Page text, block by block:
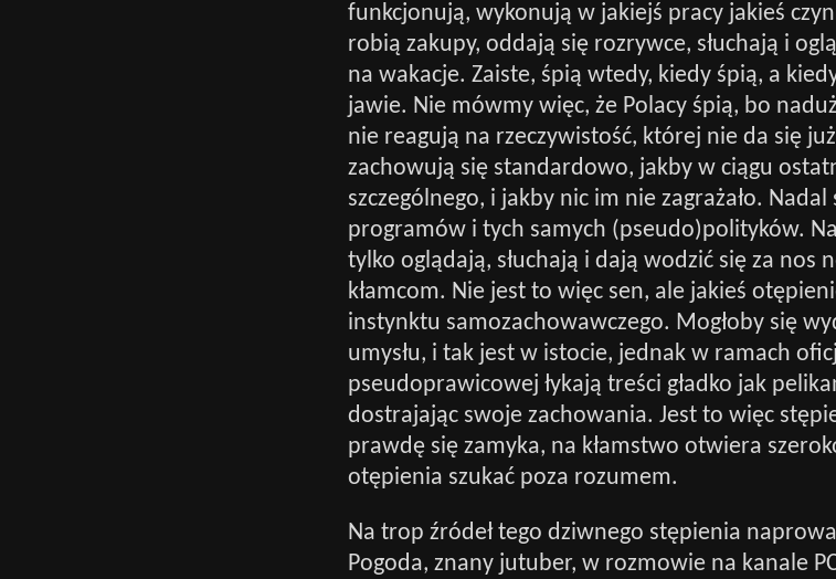
funkcjonują, wykonują w jakiejś pracy jakieś
robią zakupy, oddają się rozrywce, słuchają i
na wakacje. Zaiste, śpią wtedy, kiedy śpią, a
jawie. Nie mówmy więc, że Polacy śpią, bo
nie reagują na rzeczywistość, której nie da się
zachowują się standardowo, jakby w ciągu
szczególnego, i jakby nic im nie zagrażało. Nadal
programów i tych samych (pseudo)polityków.
tylko oglądają, słuchają i dają wodzić się za nos
kłamcom. Nie jest to więc sen, ale jakieś
instynktu samozachowawczego. Mogłoby się
umysłu, i tak jest w istocie, jednak w ramach
pseudoprawicowej łykają treści gładko jak
dostrajając swoje zachowania. Jest to więc
prawdę się zamyka, na kłamstwo otwiera
otępienia szukać poza rozumem.
Na trop źródeł tego dziwnego stępienia
Pogoda, znany jutuber, w rozmowie na kanale